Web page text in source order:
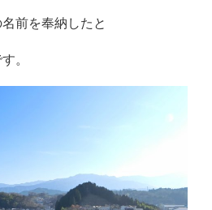
前を奉納したと
。